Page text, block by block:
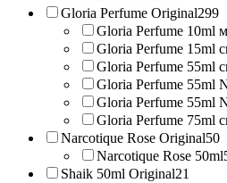
Gloria Perfume Original299
Gloria Perfume 10ml
Gloria Perfume 15ml
Gloria Perfume 55ml
Gloria Perfume 55ml
Gloria Perfume 55ml
Gloria Perfume 75ml
Narcotique Rose Original50
Narcotique Rose 50ml
Shaik 50ml Original21